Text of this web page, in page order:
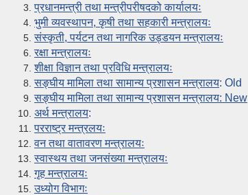
प्रधानमन्त्री तथा मन्त्रीपरीषदको कार्यालयः
भुमी व्यवस्थापन, कृषी तथा सहकारी मन्त्रालयः
संस्कृती, पर्यटन तथा नागरिक उड्डयन मन्त्रालयः
रक्षा मन्त्रालयः
शीक्षा विज्ञान तथा प्रविधि मन्त्रालयः
सङ्घीय मामिला तथा सामान्य प्रशासन मन्त्रालय: Old
सङ्घीय मामिला तथा सामान्य प्रशासन मन्त्रालय: New
अर्थ मन्त्रालय:
परराष्ट्र मन्त्रलयः
वन तथा वातावरण मन्त्रालयः
स्वास्थय तथा जनसंख्या मन्त्रालयः
गृह मन्त्रालयः
उध्योग विभागः